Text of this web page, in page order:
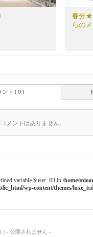
春分★
らの
ント ( 0 )
メントはありません。
variable $user_ID in /home/
wp-content/themes/
) - 公開されません -